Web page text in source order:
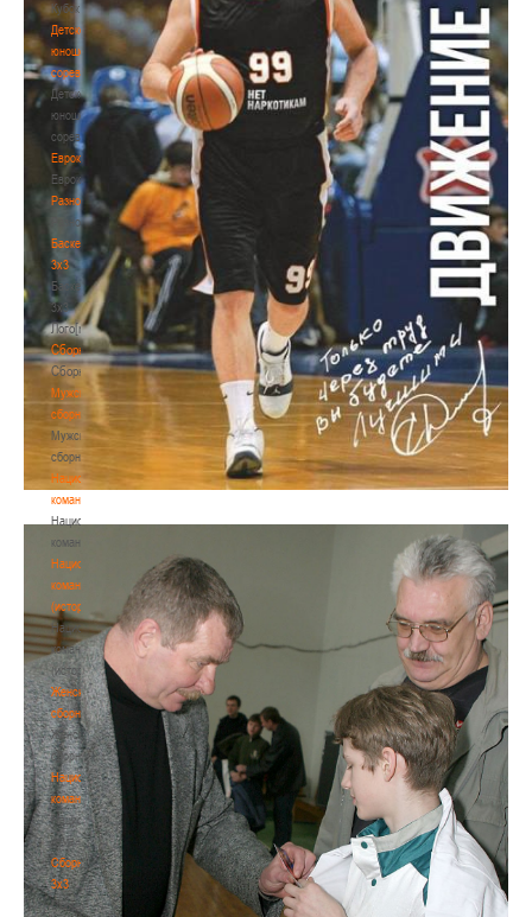
Кубок
Детско-
юношеские
соревнования
Детско-
юношеские
соревнования
Еврокубки
Еврокубки
Разное
Разное
Баскетбол
3х3
Баскетбол
3х3
Лого[modid=121]
Сборные
Сборные
Мужские
сборные
Мужские
сборные
Национальная
команда
Национальная
команда
Национальная
команда
(история)
Национальная
команда
(история)
Женские
сборные
Женские
сборные
Национальная
команда
Национальная
команда
Сборные
3х3
Сборные